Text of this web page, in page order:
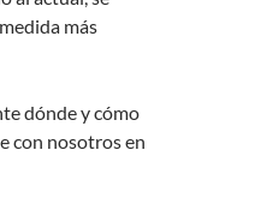
más
dónde y cómo
con nosotros en